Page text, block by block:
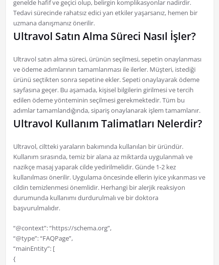
genelde hafif ve geçici olup, belirgin komplikasyonlar nadirdir.
Tedavi sürecinde rahatsız edici yan etkiler yaşarsanız, hemen bir
uzmana danışmanız önerilir.
Ultravol Satın Alma Süreci Nasıl İşler?
Ultravol satın alma süreci, ürünün seçilmesi, sepetin onaylanması
ve ödeme adımlarının tamamlanması ile ilerler. Müşteri, istediği
ürünü seçtikten sonra sepetine ekler. Sepeti onaylayarak ödeme
sayfasına geçer. Bu aşamada, kişisel bilgilerin girilmesi ve tercih
edilen ödeme yönteminin seçilmesi gerekmektedir. Tüm bu
adımlar tamamlandığında, sipariş onaylanarak işlem tamamlanır.
Ultravol Kullanım Talimatları Nelerdir?
Ultravol, ciltteki yaraların bakımında kullanılan bir üründür.
Kullanım sırasında, temiz bir alana az miktarda uygulanmalı ve
nazikçe masaj yaparak cilde yedirilmelidir. Günde 1-2 kez
kullanılması önerilir. Uygulama öncesinde ellerin iyice yıkanması ve
cildin temizlenmesi önemlidir. Herhangi bir alerjik reaksiyon
durumunda kullanımı durdurulmalı ve bir doktora
başvurulmalıdır.
“@context”: “https://schema.org”,
“@type”: “FAQPage”,
“mainEntity”: [
{